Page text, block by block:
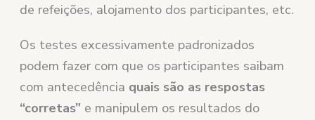
de refeições, alojamento dos participantes, etc.
Os testes excessivamente padronizados
podem fazer com que os participantes saibam
com antecedência quais são as respostas
“corretas” e manipulem os resultados do